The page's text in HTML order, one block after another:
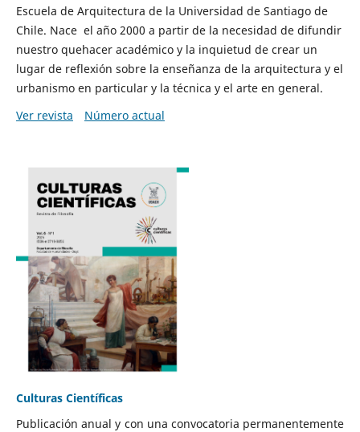
Escuela de Arquitectura de la Universidad de Santiago de
Chile. Nace el año 2000 a partir de la necesidad de difundir
nuestro quehacer académico y la inquietud de crear un
lugar de reflexión sobre la enseñanza de la arquitectura y el
urbanismo en particular y la técnica y el arte en general.
Ver revista
Número actual
Culturas Científicas
Publicación anual y con una convocatoria permanentemente